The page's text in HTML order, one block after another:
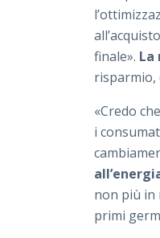
finale». La
risparmio,
«Credo
i
non più in
primi